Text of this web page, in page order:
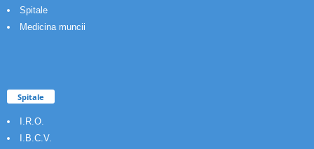
Spitale
Medicina muncii
Spitale
I.R.O.
I.B.C.V.